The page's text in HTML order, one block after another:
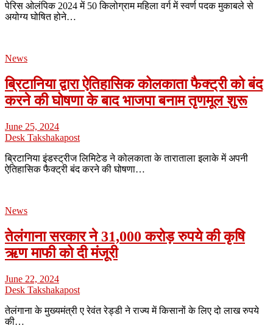
पेरिस ओलंपिक 2024 में 50 किलोग्राम महिला वर्ग में स्वर्ण पदक मुकाबले से
अयोग्य घोषित होने…
News
ब्रिटानिया द्वारा ऐतिहासिक कोलकाता फैक्ट्री को बंद
करने की घोषणा के बाद भाजपा बनाम तृणमूल शुरू
June 25, 2024
Desk Takshakapost
ब्रिटानिया इंडस्ट्रीज लिमिटेड ने कोलकाता के ताराताला इलाके में अपनी
ऐतिहासिक फैक्ट्री बंद करने की घोषणा…
News
तेलंगाना सरकार ने 31,000 करोड़ रुपये की कृषि
ऋण माफी को दी मंजूरी
June 22, 2024
Desk Takshakapost
तेलंगाना के मुख्यमंत्री ए रेवंत रेड्डी ने राज्य में किसानों के लिए दो लाख रुपये
की…